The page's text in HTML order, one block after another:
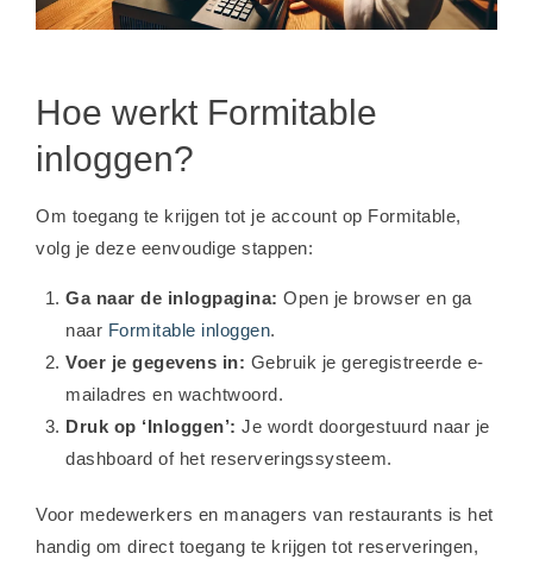
Hoe werkt Formitable
inloggen?
Om toegang te krijgen tot je account op Formitable,
volg je deze eenvoudige stappen:
Ga naar de inlogpagina: Open je browser en ga
naar Formitable inloggen.
Voer je gegevens in: Gebruik je geregistreerde e-
mailadres en wachtwoord.
Druk op ‘Inloggen’: Je wordt doorgestuurd naar je
dashboard of het reserveringssysteem.
Voor medewerkers en managers van restaurants is het
handig om direct toegang te krijgen tot reserveringen,